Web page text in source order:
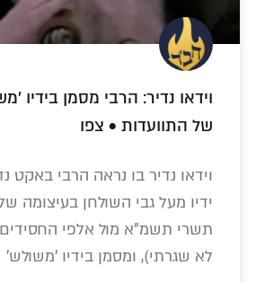
וידאו נדיר: הרבי מסמן בידיו
של התוועדות • צפו
וידאו נדיר בו נראה הרבי באקט
ידיו מעל גבי השולחן בעיצומה
תשרי תשמ"א מול אלפי
לא שגרתי), ומסמן בידיו 'משולש'